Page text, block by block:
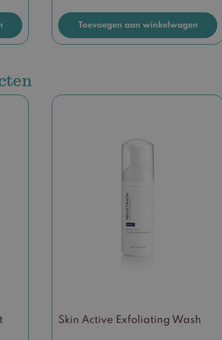
Toevoegen aan winkelwagen
Skin Active Exfoliating Wash